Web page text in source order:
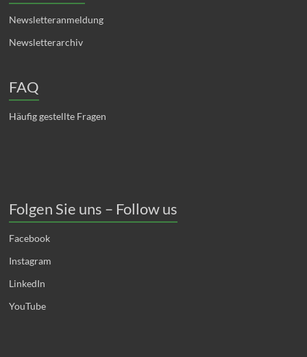
Newsletteranmeldung
Newsletterarchiv
FAQ
Häufig gestellte Fragen
Folgen Sie uns – Follow us
Facebook
Instagram
LinkedIn
YouTube